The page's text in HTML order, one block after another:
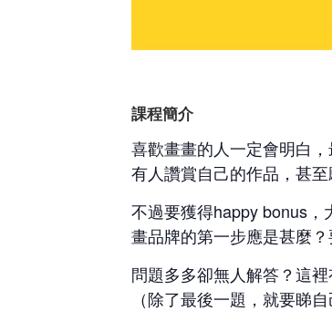
課程簡介
喜歡畫畫的人一定會明白
有人讚賞自己的作品，甚
不過要獲得happy bonus
畫品牌的第一步應是甚麼
問題多多卻無人解答？這
（除了最後一題，就要睇